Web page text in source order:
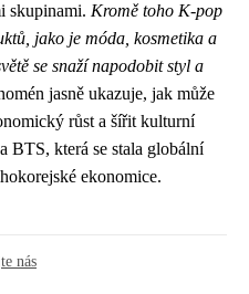
skupinami. Kromě toho K-pop
jako je móda, kosmetika a
se snaží napodobit styl a
jasně ukazuje, jak může
růst a šířit kulturní
BTS, která se stala globální
ekonomice.
nás